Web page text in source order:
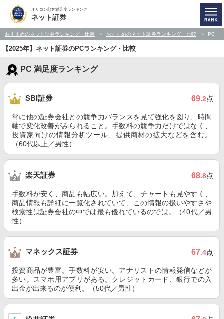
オリコン顧客満足度ランキング
ネット証券
おすすめのネット証券ランキング・比較 おすすめのネット証券ランキング・比較 PC
【2025年】ネット証券のPCランキング・比較
PC 満足度ランキング
SBI証券 69.2点
常に他の証券会社との競争力バランスを見て強化を図り、時間
軸で変化改善がみられること。手数料の競争力だけではなく、
投資家向けの情報分析ツール、提供商材の拡大などを含む。
（60代以上／男性）
楽天証券 68.8点
手数料が安く、商品も幅広い。加えて、チャートも見やすく、
商品情報も詳細に一覧化されていて、この情報の扱いやすさや
検索性は証券会社の中では最も優れているのでは。（40代／男
性）
マネックス証券 67.4点
投資商品が豊富。手数料が安い。アナリストの情報発信などが
多い。スマホ用アプリがある。クレジットカード、銀行での入
出金が出来るのが便利。（50代／男性）